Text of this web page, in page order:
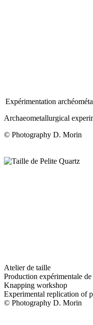
Expérimentation
Archaeometallurgical
© Photography D. Morin
Atelier de taille
Production expérimentale
Knapping workshop
Experimental replication of
© Photography D. Morin